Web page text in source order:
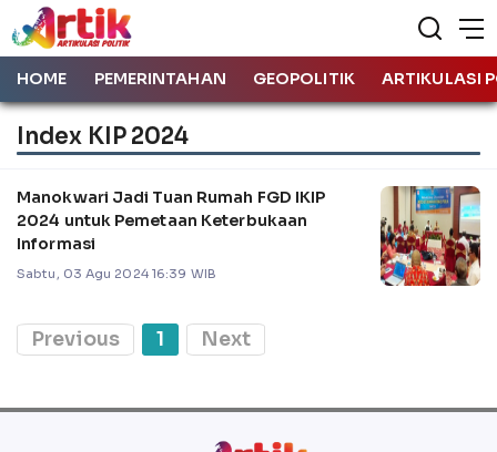
HOME PEMERINTAHAN GEOPOLITIK ARTIKULASI
Index KIP 2024
Manokwari Jadi Tuan Rumah FGD IKIP
2024 untuk Pemetaan Keterbukaan
Informasi
Sabtu, 03 Agu 2024 16:39 WIB
Previous 1 Next